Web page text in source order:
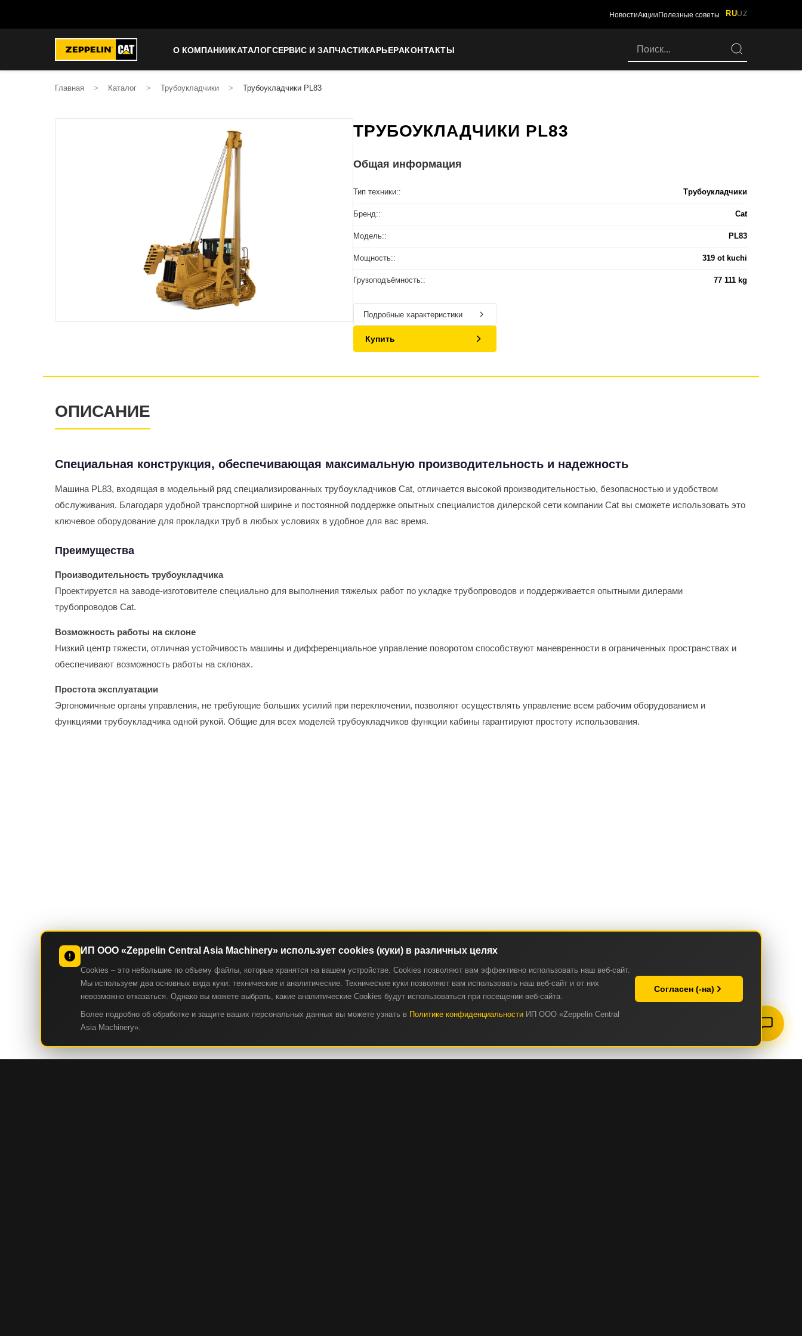
НовостиАкции Полезные советы RUUZ
О КОМПАНИИКАТАЛОГСЕРВИС И ЗАПЧАСТИКАРЬЕРАКОНТАКТЫ
Главная > Каталог > Трубоукладчики > Трубоукладчики PL83
ТРУБОУКЛАДЧИКИ PL83
Общая информация
Тип техники:: Трубоукладчики
Бренд:: Cat
Модель:: PL83
Мощность:: 319 ot kuchi
Грузоподъёмность:: 77 111 kg
Подробные характеристики
Купить
ОПИСАНИЕ
Специальная конструкция, обеспечивающая максимальную производительность и надежность
Машина PL83, входящая в модельный ряд специализированных трубоукладчиков Cat, отличается высокой производительностью, безопасностью и удобством
обслуживания. Благодаря удобной транспортной ширине и постоянной поддержке опытных специалистов дилерской сети компании Cat вы сможете использовать это
ключевое оборудование для прокладки труб в любых условиях в удобное для вас время.
Преимущества
Производительность трубоукладчика
Проектируется на заводе-изготовителе специально для выполнения тяжелых работ по укладке трубопроводов и поддерживается опытными дилерами
трубопроводов Cat.
Возможность работы на склоне
Низкий центр тяжести, отличная устойчивость машины и дифференциальное управление поворотом способствуют маневренности в ограниченных пространствах и
обеспечивают возможность работы на склонах.
Простота эксплуатации
Эргономичные органы управления, не требующие больших усилий при переключении, позволяют осуществлять управление всем рабочим оборудованием и
функциями трубоукладчика одной рукой. Общие для всех моделей трубоукладчиков функции кабины гарантируют простоту использования.
ИП ООО «Zeppelin Central Asia Machinery» использует cookies (куки) в различных целях
Cookies – это небольшие по объему файлы, которые хранятся на вашем устройстве. Cookies позволяют вам эффективно использовать наш веб-сайт.
Мы используем два основных вида куки: технические и аналитические. Технические куки позволяют вам использовать наш веб-сайт и от них
невозможно отказаться. Однако вы можете выбрать, какие аналитические Cookies будут использоваться при посещении веб-сайта.
Более подробно об обработке и защите ваших персональных данных вы можете узнать в Политике конфиденциальности ИП ООО «Zeppelin Central
Asia Machinery».
Согласен (-на)